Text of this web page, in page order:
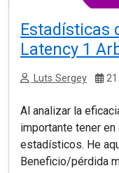
Estadísticas
Latency 1
Luts Sergey
Al analizar la
importante tener
estadísticos. He
Beneficio/pérdida